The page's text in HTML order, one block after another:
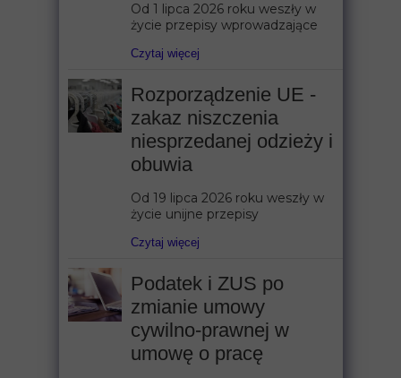
Od 1 lipca 2026 roku weszły w
życie przepisy wprowadzające
Czytaj więcej
Rozporządzenie UE -
zakaz niszczenia
niesprzedanej odzieży i
obuwia
Od 19 lipca 2026 roku weszły w
życie unijne przepisy
Czytaj więcej
Podatek i ZUS po
zmianie umowy
cywilno-prawnej w
umowę o pracę